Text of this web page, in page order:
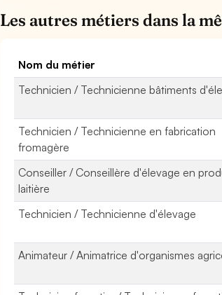
Les autres métiers dans la
Nom du métier
Technicien / Technicienne bâtiments
Technicien / Technicienne en fabrication
fromagère
Conseiller / Conseillère d'élevage en
laitière
Technicien / Technicienne d'élevage
Animateur / Animatrice d'organismes